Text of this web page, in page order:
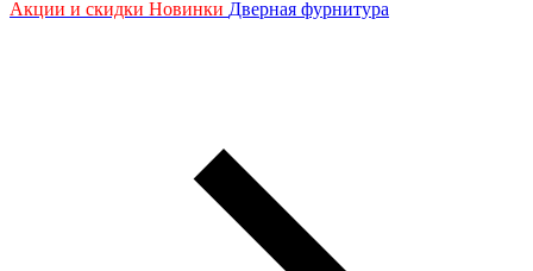
Акции и скидки Новинки Дверная фурнитура